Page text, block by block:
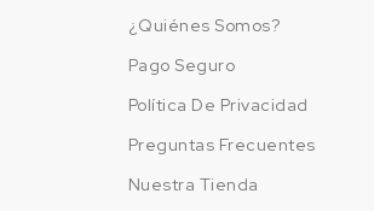
¿Quiénes Somos?
Pago Seguro
Política De Privacidad
Preguntas Frecuentes
Nuestra Tienda